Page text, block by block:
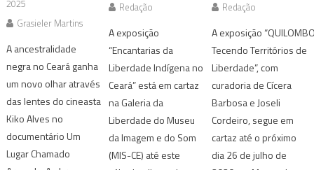
2025
Grasieler Martins
A ancestralidade
negra no Ceará ganha
um novo olhar através
das lentes do cineasta
Kiko Alves no
documentário Um
Lugar Chamado
Redação
A exposição
“Encantarias da
Liberdade Indígena no
Ceará” está em cartaz
na Galeria da
Liberdade do Museu
da Imagem e do Som
(MIS-CE) até este
Redação
A exposição
Tecendo Territórios de
Liberdade”, com
curadoria de Cícera
Barbosa e Joseli
Cordeiro, segue em
cartaz até o próximo
dia 26 de julho de